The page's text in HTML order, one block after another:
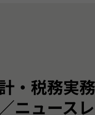
・税務実
ニュース